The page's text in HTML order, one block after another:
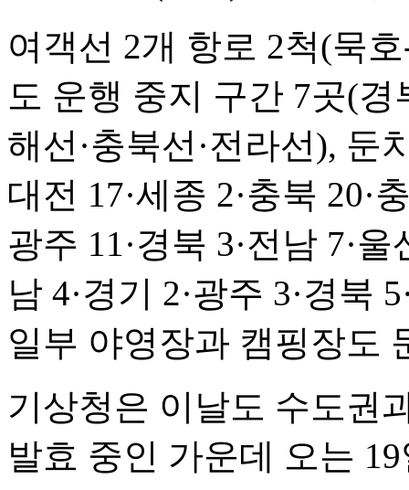
여객선 2개 항로 2척(묵
도 운행 중지 구간 7곳(경
해선·충북선·전라선), 둔
대전 17·세종 2·충북 20·
광주 11·경북 3·전남 7·
남 4·경기 2·광주 3·경북
일부 야영장과 캠핑장도
기상청은 이날도 수도권
발효 중인 가운데 오는